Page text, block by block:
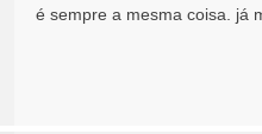
é sempre a mesma coisa. já